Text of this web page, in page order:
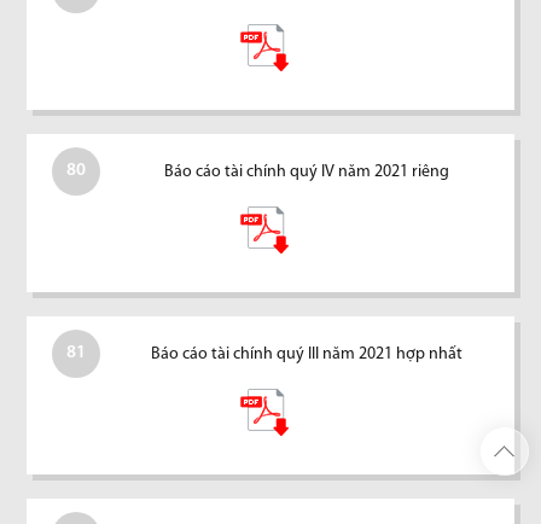
80 Báo cáo tài chính quý IV năm 2021 riêng
81 Báo cáo tài chính quý III năm 2021 hợp nhất